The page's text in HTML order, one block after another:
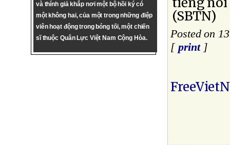
và thính giả khắp nơi một bộ hồi ký có
một không hai, của một trong những điệp
viên hoạt động trong bóng tối, một chiến
sĩ thuộc Quân Lực Việt Nam Cộng Hòa.
(SBTN)
Posted on
[ print]